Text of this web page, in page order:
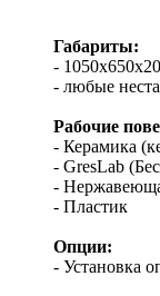
Габариты:
-
- любые
Рабочие
- Керамика
- GresLab
-
- Пластик
Опции:
- Установка